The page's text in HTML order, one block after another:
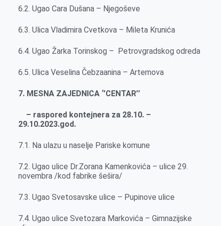
6.2. Ugao Cara Dušana – Njegoševe
6.3. Ulica Vladimira Cvetkova – Mileta Krunića
6.4. Ugao Žarka Torinskog – Petrovgradskog odreda
6.5. Ulica Veselina Čebzaanina – Artemova
7. MESNA ZAJEDNICA ‘’CENTAR’’
– raspored kontejnera za 28.10. –
29.10.2023.god.
7.1. Na ulazu u naselje Pariske komune
7.2. Ugao ulice Dr.Zorana Kamenkovića – ulice 29.
novembra /kod fabrike šešira/
7.3. Ugao Svetosavske ulice – Pupinove ulice
7.4. Ugao ulice Svetozara Markovića – Gimnazijske